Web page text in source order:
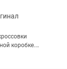
за 7000
коробке.
и
для